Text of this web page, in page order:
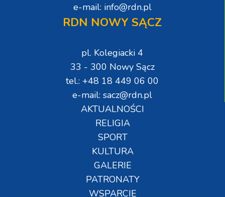
e-mail: info@rdn.pl
RDN NOWY SĄCZ
pl. Kolegiacki 4
33 - 300 Nowy Sącz
tel.: +48 18 449 06 00
e-mail: sacz@rdn.pl
AKTUALNOŚCI
RELIGIA
SPORT
KULTURA
GALERIE
PATRONATY
WSPARCIE